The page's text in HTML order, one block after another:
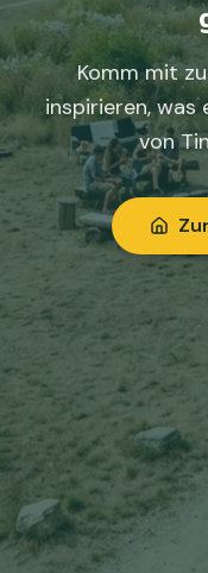
Komm mit
inspirieren, was
von